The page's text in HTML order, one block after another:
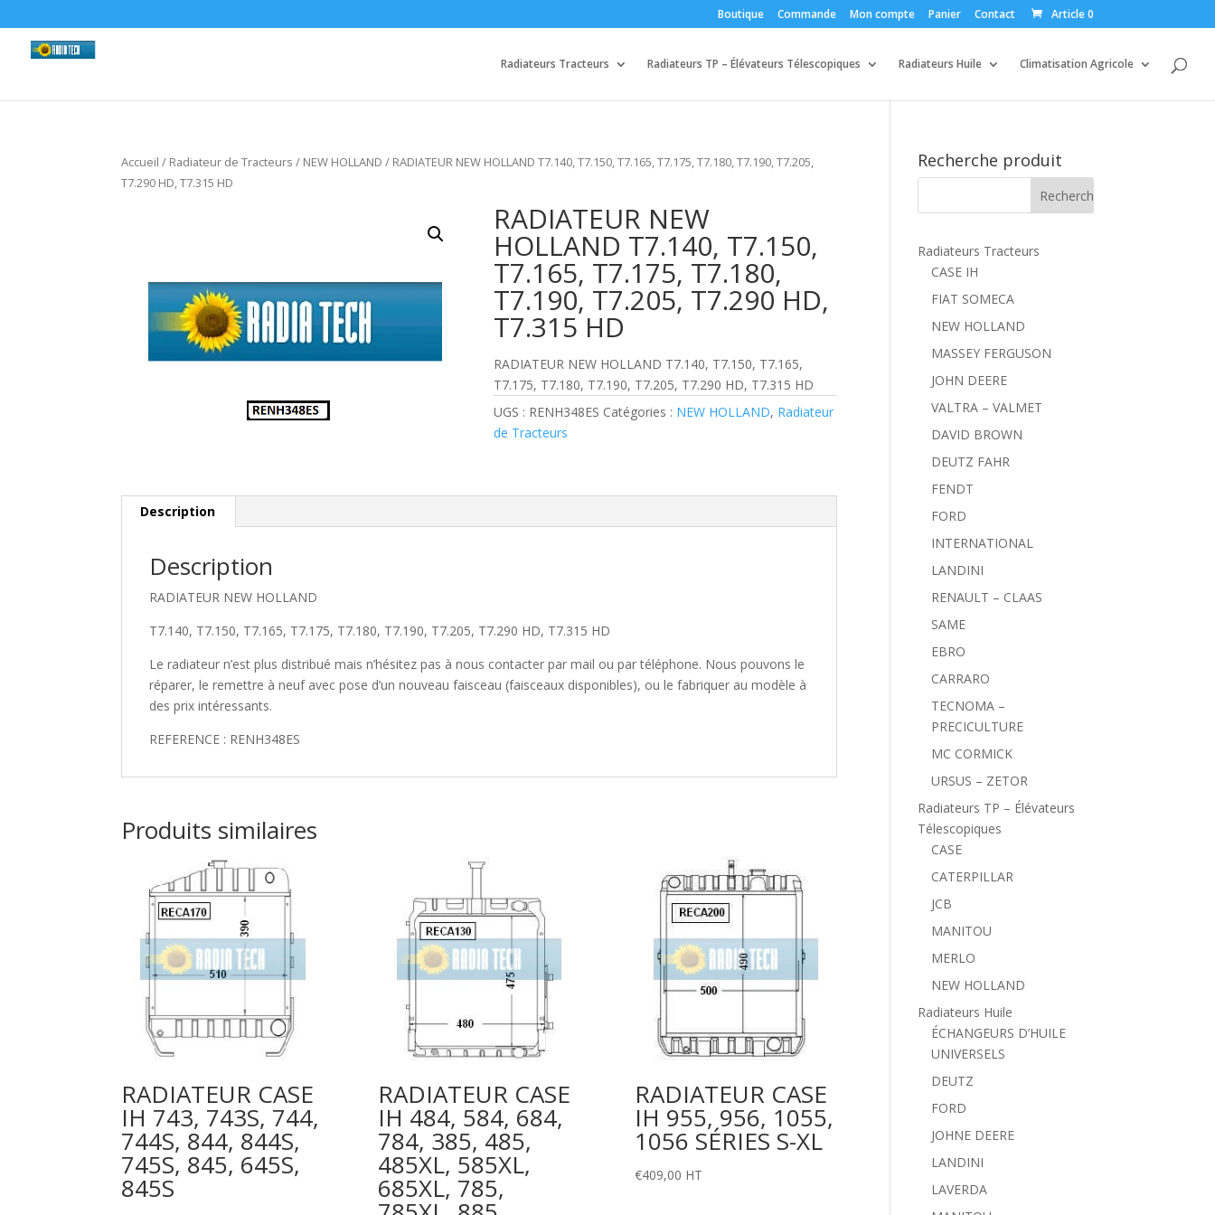
Boutique Commande Mon compte Panier Contact Article 0
Radiateurs Tracteurs Radiateurs TP – Élévateurs Télescopiques Radiateurs Huile Climatisation Agricole
Accueil / Radiateur de Tracteurs / NEW HOLLAND / RADIATEUR NEW HOLLAND T7.140, T7.150, T7.165, T7.175, T7.180, T7.190, T7.205,
T7.290 HD, T7.315 HD
RADIATEUR NEW
HOLLAND T7.140, T7.150,
T7.165, T7.175, T7.180,
T7.190, T7.205, T7.290 HD,
T7.315 HD
RADIATEUR NEW HOLLAND T7.140, T7.150, T7.165,
T7.175, T7.180, T7.190, T7.205, T7.290 HD, T7.315 HD
UGS : RENH348ES Catégories : NEW HOLLAND, Radiateur
de Tracteurs
Description
Description
RADIATEUR NEW HOLLAND
T7.140, T7.150, T7.165, T7.175, T7.180, T7.190, T7.205, T7.290 HD, T7.315 HD
Le radiateur n’est plus distribué mais n’hésitez pas à nous contacter par mail ou par téléphone. Nous pouvons le
réparer, le remettre à neuf avec pose d’un nouveau faisceau (faisceaux disponibles), ou le fabriquer au modèle à
des prix intéressants.
REFERENCE : RENH348ES
Produits similaires
RADIATEUR CASE
IH 743, 743S, 744,
744S, 844, 844S,
745S, 845, 645S,
845S
RADIATEUR CASE
IH 484, 584, 684,
784, 385, 485,
485XL, 585XL,
685XL, 785,
RADIATEUR CASE
IH 955, 956, 1055,
1056 SÉRIES S-XL
€409,00 HT
Recherche produit
Radiateurs Tracteurs
CASE IH
FIAT SOMECA
NEW HOLLAND
MASSEY FERGUSON
JOHN DEERE
VALTRA – VALMET
DAVID BROWN
DEUTZ FAHR
FENDT
FORD
INTERNATIONAL
LANDINI
RENAULT – CLAAS
SAME
EBRO
CARRARO
TECNOMA –
PRECICULTURE
MC CORMICK
URSUS – ZETOR
Radiateurs TP – Élévateurs
Télescopiques
CASE
CATERPILLAR
JCB
MANITOU
MERLO
NEW HOLLAND
Radiateurs Huile
ÉCHANGEURS D’HUILE
UNIVERSELS
DEUTZ
FORD
JOHNE DEERE
LANDINI
LAVERDA